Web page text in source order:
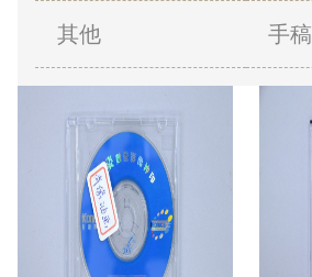
其他 手稿